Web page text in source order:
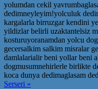
yolumdan cekil
dedimneyleyim!yolculuk
kargalarla birruzgar kendini
yildizlar belirli uzaktantelsiz
kosturuyoranamdan yolcu
gecersalkim salkim misralar
damlalarialir beni yollar beni
dogmusumnehirlerle birlikte
koca dunya dedimaglasam
Serseri »